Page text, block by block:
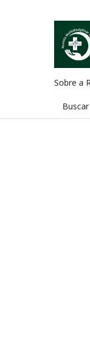
Sobre a
Buscar